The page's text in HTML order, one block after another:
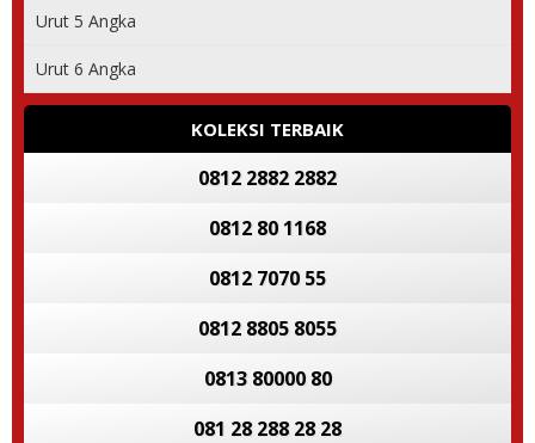
Urut 5 Angka
Urut 6 Angka
KOLEKSI TERBAIK
0812 2882 2882
0812 80 1168
0812 7070 55
0812 8805 8055
0813 80000 80
081 28 288 28 28